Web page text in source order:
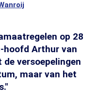
op 28
hoofd Arthur van
versoepelingen
maar van het